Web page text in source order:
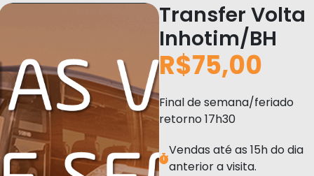
Transfer Volta
Inhotim/BH
R$75,00
Final de semana/feriado
retorno 17h30
Vendas até as 15h do dia
anterior a visita.